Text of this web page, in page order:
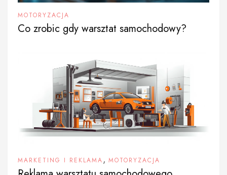
MOTORYZACJA
Co zrobic gdy warsztat samochodowy?
MARKETING I REKLAMA, MOTORYZACJA